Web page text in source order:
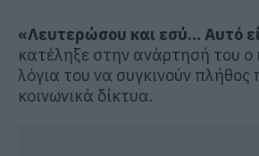
«Λευτερώσου και εσύ… Αυτό
κατέληξε στην ανάρτησή του ο
λόγια του να συγκινούν πλήθος
κοινωνικά δίκτυα.